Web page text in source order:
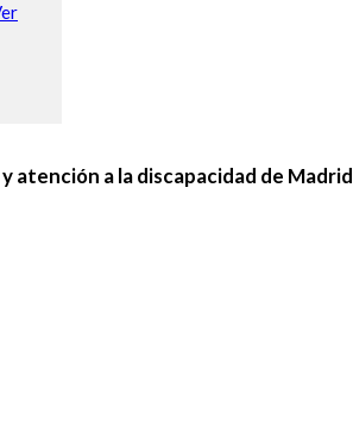
atención a la discapacidad de Madrid